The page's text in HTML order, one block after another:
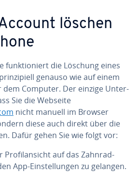
löschen
funk­tio­niert die Löschung eines
genauso wie auf einem
dem Computer. Der einzige Un­ter­
Sie die Webseite
nicht manuell im Browser
diese auch direkt über die
Dafür gehen Sie wie folgt vor:
Pro­fil­an­sicht auf das Zahnrad-
App-Ein­stel­lun­gen zu gelangen.